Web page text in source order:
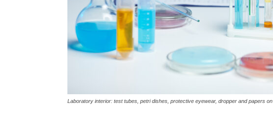
Laboratory interior: test tubes, petri dishes, protective eyewear, dropper and papers